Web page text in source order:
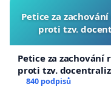
Petice za
proti tzv.
Petice za zachování
proti tzv.
840 podpisů